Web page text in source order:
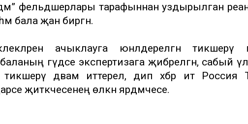
фельдшерлары тарафыннан уздырылган
бала җан биргән.
ачыклауга юнәлдерелгән тикшерү
гәүдәсе экспертизага җибәрелгән, сабый
дәвам иттерелә, дип хәбәр итә Россия
җитәкчесенең өлкән ярдәмчесе.